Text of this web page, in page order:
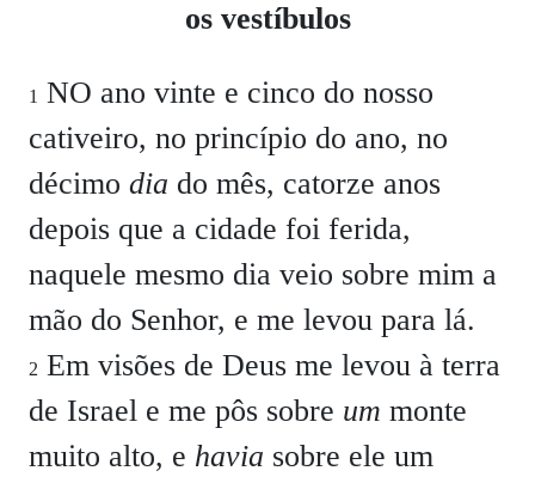
os vestíbulos
1 NO ano vinte e cinco do nosso
cativeiro, no princípio do ano, no
décimo dia do mês, catorze anos
depois que a cidade foi ferida,
naquele mesmo dia veio sobre mim a
mão do Senhor, e me levou para lá.
2 Em visões de Deus me levou à terra
de Israel e me pôs sobre um monte
muito alto, e havia sobre ele um